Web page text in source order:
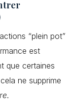
“plein pot”
est
que certaines
ne supprime
.